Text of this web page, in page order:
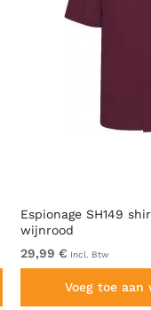
Espionage SH149
wijnrood
29,99 € Incl. Btw
Voeg toe aan